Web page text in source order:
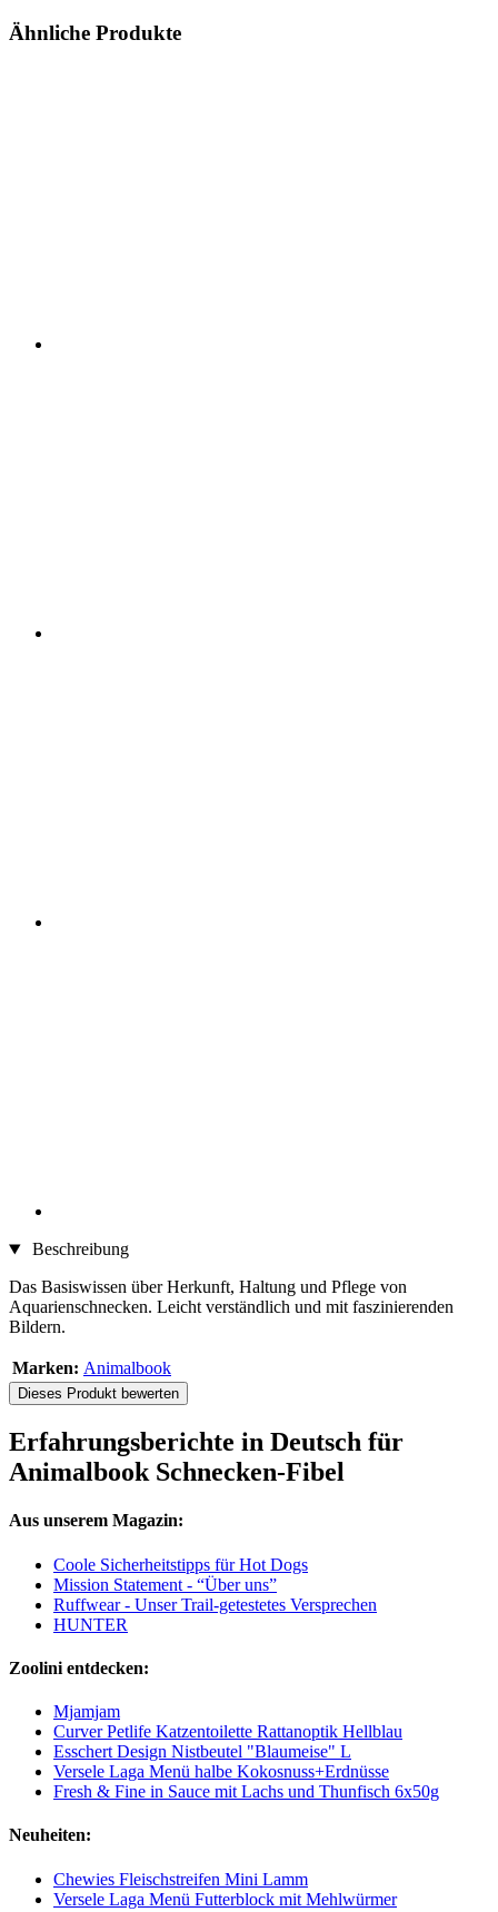
Ähnliche Produkte
Beschreibung
Das Basiswissen über Herkunft, Haltung und Pflege von
Aquarienschnecken. Leicht verständlich und mit faszinierenden
Bildern.
Marken: Animalbook
Dieses Produkt bewerten
Erfahrungsberichte in Deutsch für
Animalbook Schnecken-Fibel
Aus unserem Magazin:
Coole Sicherheitstipps für Hot Dogs
Mission Statement - “Über uns”
Ruffwear - Unser Trail-getestetes Versprechen
HUNTER
Zoolini entdecken:
Mjamjam
Curver Petlife Katzentoilette Rattanoptik Hellblau
Esschert Design Nistbeutel "Blaumeise" L
Versele Laga Menü halbe Kokosnuss+Erdnüsse
Fresh & Fine in Sauce mit Lachs und Thunfisch 6x50g
Neuheiten:
Chewies Fleischstreifen Mini Lamm
Versele Laga Menü Futterblock mit Mehlwürmer